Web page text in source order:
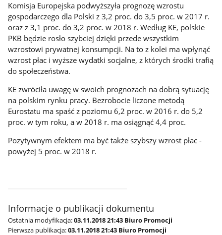
Komisja Europejska podwyższyła prognozę wzrostu
gospodarczego dla Polski z 3,2 proc. do 3,5 proc. w 2017 r.
oraz z 3,1 proc. do 3,2 proc. w 2018 r. Według KE, polskie
PKB będzie rosło szybciej dzięki przede wszystkim
wzrostowi prywatnej konsumpcji. Na to z kolei ma wpłynąć
wzrost płac i wyższe wydatki socjalne, z których środki trafią
do społeczeństwa.
KE zwróciła uwagę w swoich prognozach na dobrą sytuację
na polskim rynku pracy. Bezrobocie liczone metodą
Eurostatu ma spaść z poziomu 6,2 proc. w 2016 r. do 5,2
proc. w tym roku, a w 2018 r. ma osiągnąć 4,4 proc.
Pozytywnym efektem ma być także szybszy wzrost płac -
powyżej 5 proc. w 2018 r.
Informacje o publikacji dokumentu
Ostatnia modyfikacja:03.11.2018 21:43 Biuro Promocji
Pierwsza publikacja:03.11.2018 21:43 Biuro Promocji